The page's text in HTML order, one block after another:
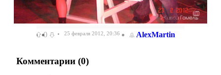
0 25 февраля 2012, 20:36 AlexMartin
Комментарии (0)